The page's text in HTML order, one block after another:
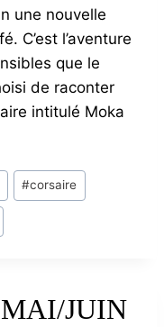
une nouvelle
C’est l’aventure
que le
de raconter
intitulé Moka
#corsaire
JUIN